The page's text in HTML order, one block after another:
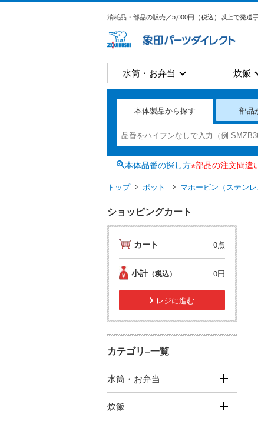
消耗品・部品の販売／5,000円（税込）以上で発送
水筒・お弁当 炊飯
本体製品から探す 部品
本体品番の探し方※部品の注文間違
トップ ポット マホービン（ステンレ
ショッピングカート
カート 0点
小計 （税込） 0円
レジに進む
カテゴリ−一覧
水筒・お弁当
炊飯